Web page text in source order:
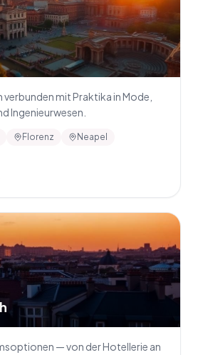
mit Praktika in Mode,
Ingenieurwesen.
Florenz
Neapel
— von der Hotellerie an